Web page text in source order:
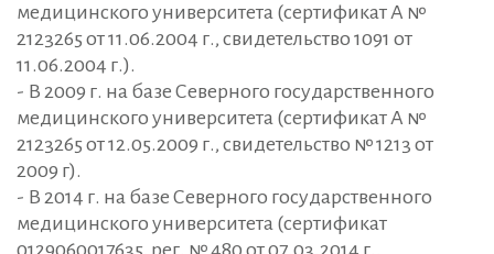
медицинского университета (сертификат А №
2123265 от 11.06.2004 г., свидетельство 1091 от
11.06.2004 г.).
- В 2009 г. на базе Северного государственного
медицинского университета (сертификат А №
2123265 от 12.05.2009 г., свидетельство № 1213 от
2009 г).
- В 2014 г. на базе Северного государственного
медицинского университета (сертификат